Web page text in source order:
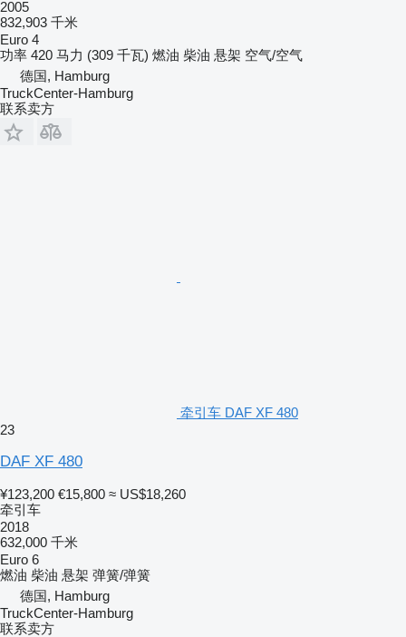
2005
832,903 千米
Euro 4
功率 420 马力 (309 千瓦) 燃油 柴油 悬架 空气/空气
德国, Hamburg
TruckCenter-Hamburg
联系卖方
牵引车 DAF XF 480
23
DAF XF 480
¥123,200 €15,800 ≈ US$18,260
牵引车
2018
632,000 千米
Euro 6
燃油 柴油 悬架 弹簧/弹簧
德国, Hamburg
TruckCenter-Hamburg
联系卖方